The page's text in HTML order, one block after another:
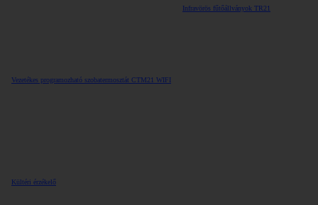
Vezetékes programozható szobatermosztát CTM21 WIFI
Infravörös fűtőállványok TR21
Kültéri érzékelő